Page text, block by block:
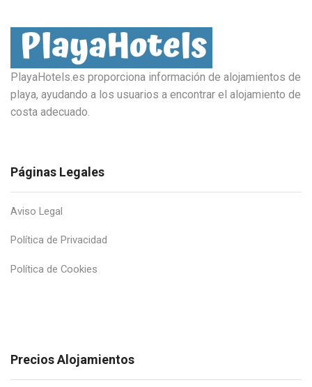
PlayaHotels.es proporciona información de alojamientos de
playa, ayudando a los usuarios a encontrar el alojamiento de
costa adecuado.
Páginas Legales
Aviso Legal
Política de Privacidad
Política de Cookies
Precios Alojamientos